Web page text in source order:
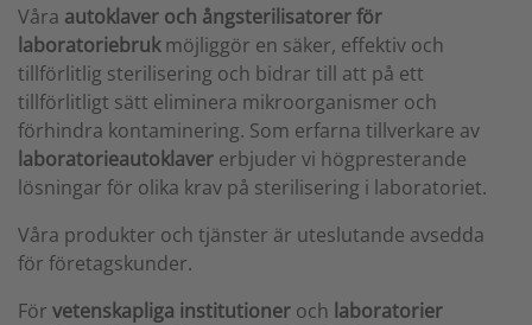
Våra autoklaver och ångsterilisatorerför
laboratoriebrukmöjliggör en säker, effektiv och
tillförlitlig sterilisering och bidrar till att på ett
tillförlitligt sätt eliminera mikroorganismer och
förhindra kontaminering. Som erfarna tillverkare av
laboratorieautoklaver erbjuder vi högpresterande
lösningar för olika krav på sterilisering i laboratoriet.
Våra produkter och tjänster är uteslutande avsedda
för företagskunder.
För vetenskapliga institutioner och laboratorier